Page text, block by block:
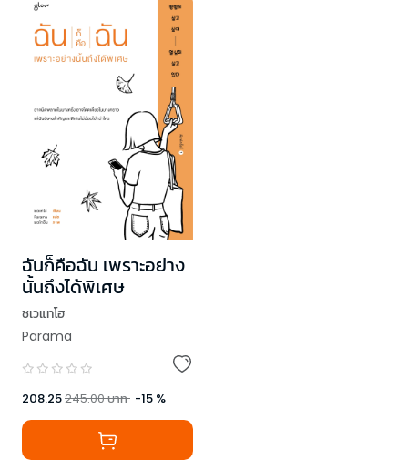
ฉันก็คือฉัน เพราะอย่าง
นั้นถึงได้พิเศษ
ชเวแทโฮ
Parama
208.25245.00บาท -15 %